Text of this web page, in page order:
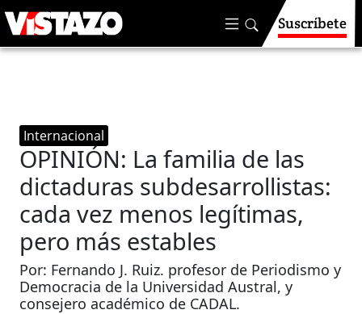
Suscríbete
Internacional
OPINIÓN: La familia de las
dictaduras subdesarrollistas:
cada vez menos legítimas,
pero más estables
Por: Fernando J. Ruiz. profesor de Periodismo y
Democracia de la Universidad Austral, y
consejero académico de CADAL.